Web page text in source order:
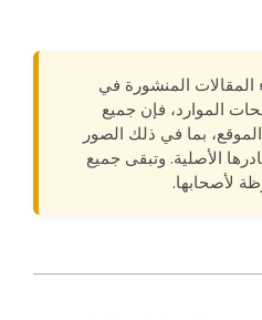
المقالات المنشورة في
الموارد، فإن جميع
بما في ذلك الصور
الأصلية. وتبقى جميع
لأصحابها.